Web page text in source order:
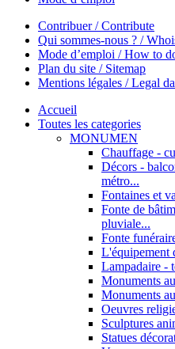
Contribuer / Contribute
Qui sommes-nous ? /
Mode d’emploi / How to
Plan du site / Sitemap
Mentions légales / Legal
Accueil
Toutes les categories
MONUMEN
Chauffage -
Décors -
métro...
Fontaines et
Fonte de
pluviale...
Fonte
L'équipement
Lampadaire -
Monuments
Monuments
Oeuvres
Sculptures
Statues